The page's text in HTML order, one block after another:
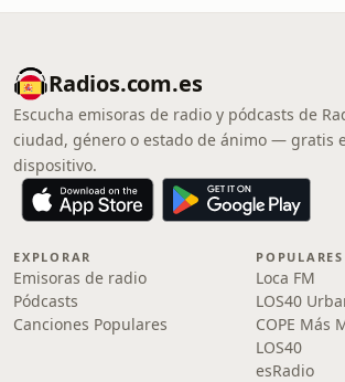
Radios.com.es
Escucha emisoras de radio y pódcasts de
ciudad, género o estado de ánimo — gratis
dispositivo.
EXPLORAR
Emisoras de radio
Pódcasts
Canciones Populares
POPULARES
Loca FM
LOS40
COPE Más
LOS40
esRadio